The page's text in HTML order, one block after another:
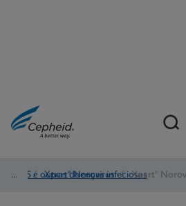
IACS e outras doenças infeciosas
/ Xpert® Norovirus / Xpert®